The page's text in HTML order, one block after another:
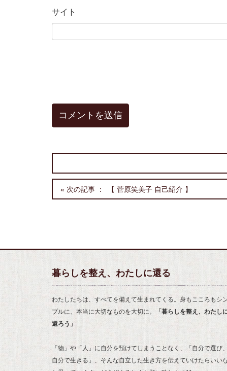
サイト
【 菅原笑美子 自己紹介 】
暮らしを整え、わたしに還る
わたしたちは、すべてを備えて生まれてくる。身もこころもシ
プルに、本当に大切なものを大切に。
「暮らしを整え、わたし
還ろう」
「物」や「人」に自分を預けてしまうことなく、「自分で選び、
自分で生きる」、そんな自立した生き方を伝えていけたらいい